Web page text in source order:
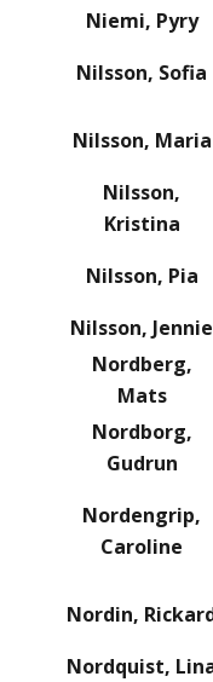
Niemi, Pyry
Nilsson, Sofia
Nilsson, Maria
Nilsson,
Kristina
Nilsson, Pia
Nilsson, Jennie
Nordberg,
Mats
Nordborg,
Gudrun
Nordengrip,
Caroline
Nordin,
Nordquist,